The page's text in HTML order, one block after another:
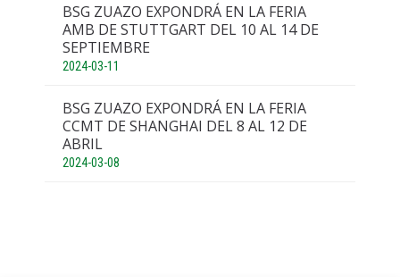
BSG ZUAZO EXPONDRÁ EN LA FERIA
AMB DE STUTTGART DEL 10 AL 14 DE
SEPTIEMBRE
2024-03-11
BSG ZUAZO EXPONDRÁ EN LA FERIA
CCMT DE SHANGHAI DEL 8 AL 12 DE
ABRIL
2024-03-08